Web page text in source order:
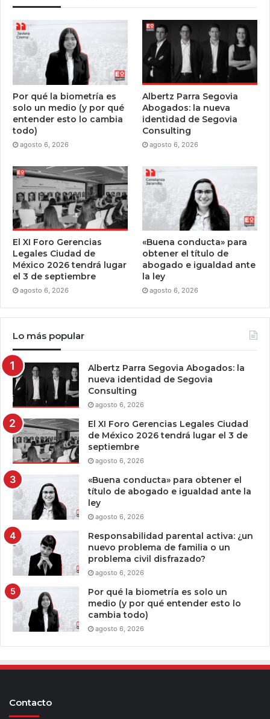
Por qué la biometría es
solo un medio (y por qué
entender esto lo cambia
todo)
agosto 6, 2026
Albertz Parra Segovia
Abogados: la nueva
identidad de Segovia
Consulting
agosto 6, 2026
El XI Foro Gerencias
Legales Ciudad de
México 2026 tendrá lugar
el 3 de septiembre
agosto 6, 2026
«Buena conducta» para
obtener el título de
abogado e igualdad ante
la ley
agosto 6, 2026
Lo más popular
Albertz Parra Segovia Abogados: la
nueva identidad de Segovia
Consulting
agosto 6, 2026
El XI Foro Gerencias Legales Ciudad
de México 2026 tendrá lugar el 3 de
septiembre
agosto 6, 2026
«Buena conducta» para obtener el
título de abogado e igualdad ante la
ley
agosto 6, 2026
Responsabilidad parental activa: ¿un
nuevo problema de familia o un
problema civil disfrazado?
agosto 6, 2026
Por qué la biometría es solo un
medio (y por qué entender esto lo
cambia todo)
agosto 6, 2026
Contacto